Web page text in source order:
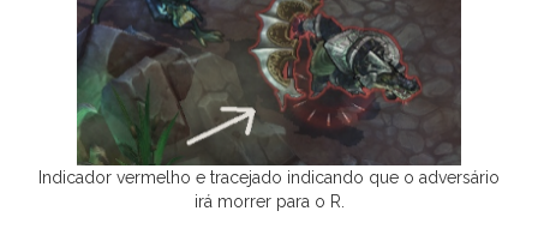
Indicador vermelho e tracejado indicando que o adversário
irá morrer para o R.